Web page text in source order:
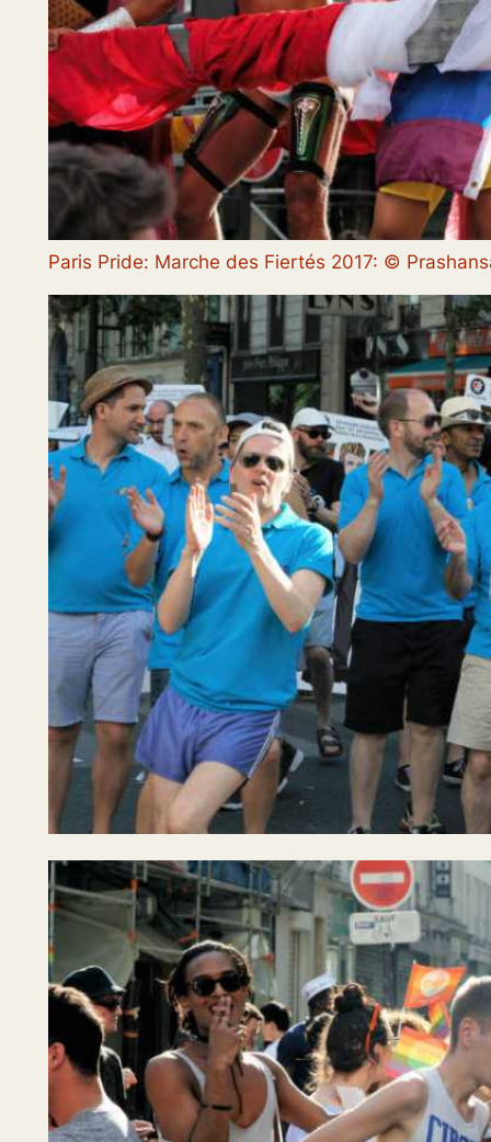
Paris Pride: Marche des Fiertés 2017: ©